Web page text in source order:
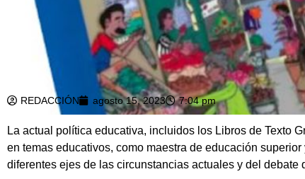
REDACCIÓN agosto 15, 2023 7:04 pm
La actual política educativa, incluidos los Libros de Texto
en temas educativos, como maestra de educación
diferentes ejes de las circunstancias actuales y del debate